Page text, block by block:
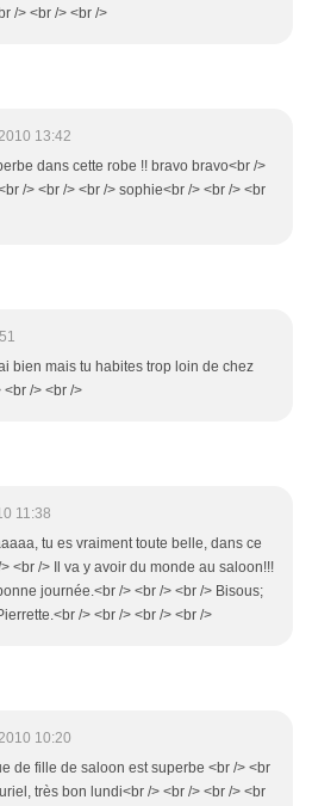
/> <br /> <br />
13:42
dans cette robe !! bravo bravo<br />
/> <br /> <br /> sophie<br /> <br /> <br
bien mais tu habites trop loin de chez
<br /> <br />
11:38
tu es vraiment toute belle, dans ce
<br /> Il va y avoir du monde au saloon!!!
journée.<br /> <br /> <br /> Bisous;
/> <br /> <br /> <br />
10:20
de fille de saloon est superbe <br /> <br
très bon lundi<br /> <br /> <br /> <br